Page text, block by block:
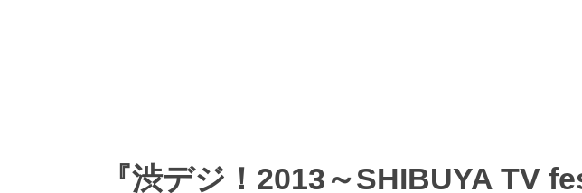
J:COM STREAM
『渋デジ！2013～SHIBUYA TV